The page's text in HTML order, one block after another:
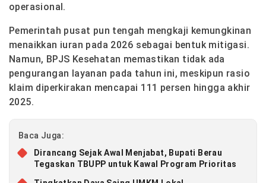
operasional.
Pemerintah pusat pun tengah mengkaji kemungkinan
menaikkan iuran pada 2026 sebagai bentuk mitigasi.
Namun, BPJS Kesehatan memastikan tidak ada
pengurangan layanan pada tahun ini, meskipun rasio
klaim diperkirakan mencapai 111 persen hingga akhir
2025.
Baca Juga:
Dirancang Sejak Awal Menjabat, Bupati Berau
Tegaskan TBUPP untuk Kawal Program Prioritas